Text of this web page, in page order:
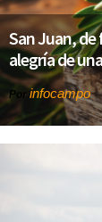
San Juan, de
alegría de
Por infocampo